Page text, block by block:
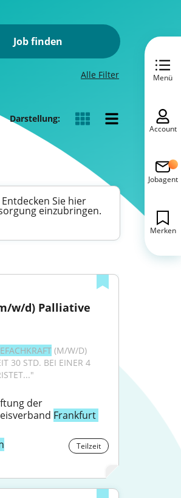
Job finden
Alle Filter
Darstellung:
Sie hier
einzubringen.
w/d) Palliative
(M/W/D)
30 STD. BEI EINER 4
der
Frankfurt
Teilzeit
Menü
Account
Jobagent
Merken